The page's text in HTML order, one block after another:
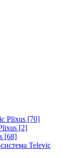
Plixus [70]
[2]
[68]
Televic